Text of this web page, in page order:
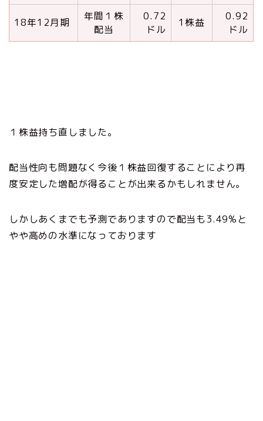
18年12月期
年間１株
配当
0.72
ドル
1株益
0.92
ドル
１株益持ち直しました。
配当性向も問題なく今後１株益回復することにより再
度安定した増配が得ることが出来るかもしれません。
しかしあくまでも予測でありますので配当も3.49%と
やや高めの水準になっております